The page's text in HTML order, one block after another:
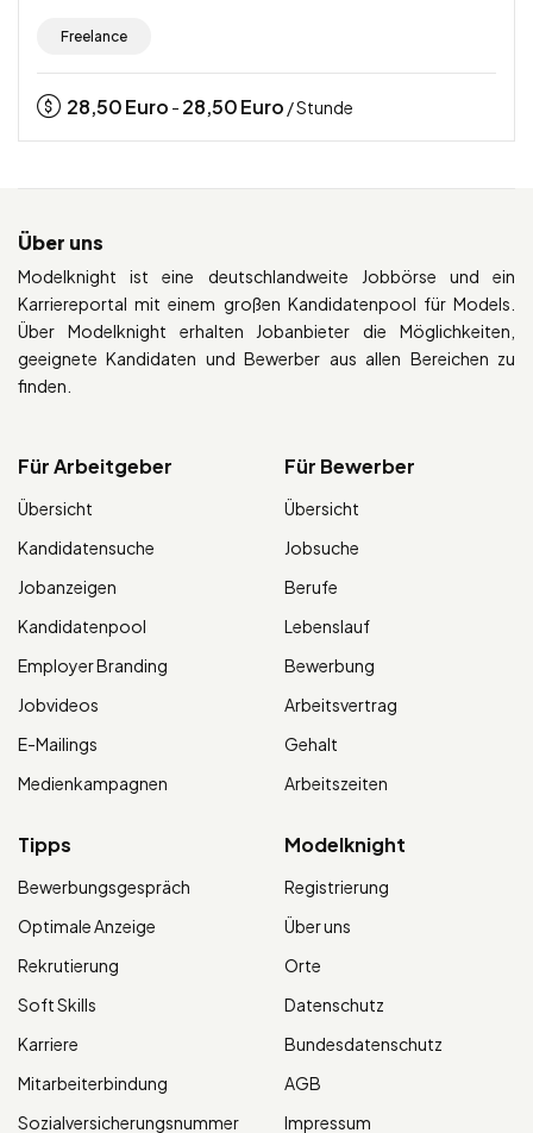
Freelance
28,50Euro - 28,50Euro / Stunde
Über uns
Modelknight ist eine deutschlandweite Jobbörse und ein
Karriereportal mit einem großen Kandidatenpool für Models.
Über Modelknight erhalten Jobanbieter die Möglichkeiten,
geeignete Kandidaten und Bewerber aus allen Bereichen zu
finden.
Für Arbeitgeber
Übersicht
Kandidatensuche
Jobanzeigen
Kandidatenpool
Employer Branding
Jobvideos
E-Mailings
Medienkampagnen
Für Bewerber
Übersicht
Jobsuche
Berufe
Lebenslauf
Bewerbung
Arbeitsvertrag
Gehalt
Arbeitszeiten
Tipps
Bewerbungsgespräch
Optimale Anzeige
Rekrutierung
Soft Skills
Karriere
Mitarbeiterbindung
Sozialversicherungsnummer
Modelknight
Registrierung
Über uns
Orte
Datenschutz
Bundesdatenschutz
AGB
Impressum